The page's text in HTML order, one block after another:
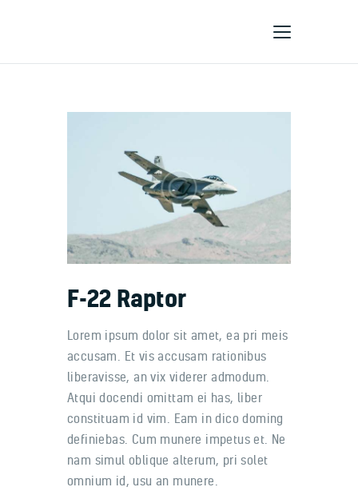
Home
Products
F-22 Raptor
Lorem ipsum dolor sit amet, ea pri meis
accusam. Et vis accusam rationibus
liberavisse, an vix viderer admodum.
Atqui docendi omittam ei has, liber
constituam id vim. Eam in dico doming
definiebas. Cum munere impetus et. Ne
nam simul oblique alterum, pri solet
omnium id, usu an munere.